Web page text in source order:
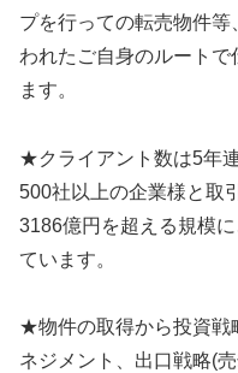
プを行っての転売物件
われたご自身のルートで
ます。
★クライアント数は5年
500社以上の企業様と取
3186億円を超える規模
ています。
★物件の取得から投資戦
ネジメント、出口戦略(